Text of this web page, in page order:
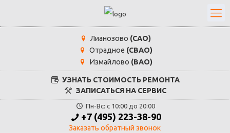
Лианозово (САО)
Отрадное (СВАО)
Измайлово (ВАО)
УЗНАТЬ СТОИМОСТЬ РЕМОНТА
ЗАПИСАТЬСЯ НА СЕРВИС
Пн-Вс: с 10:00 до 20:00
+7 (495) 223-38-90
Заказать обратный звонок